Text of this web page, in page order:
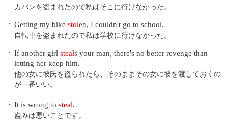
カバンを盗まれたので私はそこに行けなかった。
・ Getting my bike stolen, I couldn't go to school.
自転車を盗まれたので私は学校に行けなかった。
・ If another girl steals your man, there's no better revenge than
letting her keep him.
他の女に彼氏を盗られたら、そのままその女に彼を渡しておくの
が一番いい。
・ It is wrong to steal.
盗みは悪いことです。